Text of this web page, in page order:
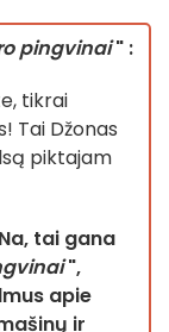
pingvinai" :
tikrai
Tai Džonas
piktajam
Na, tai gana
",
apie
ir